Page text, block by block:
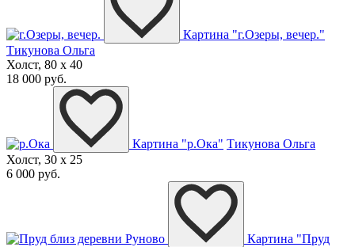
Картина "г.Озеры, вечер."
Тикунова Ольга
Холст, 80 x 40
18 000 руб.
Картина "р.Ока" Тикунова Ольга
Холст, 30 x 25
6 000 руб.
Картина "Пруд